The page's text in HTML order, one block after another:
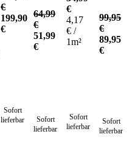
€
199,90
€
Sofort
lieferbar
64,99
€
51,99
€
Sofort
lieferbar
€
4,17
€ /
1m²
Sofort
lieferbar
99,95
€
89,95
€
Sofort
lieferbar